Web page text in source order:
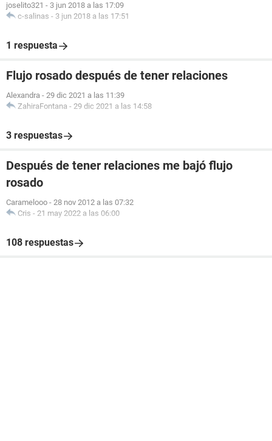
joselito321 - 3 jun 2018 a las 17:09
c-salinas - 3 jun 2018 a las 17:51
1 respuesta
Flujo rosado después de tener relaciones
Alexandra - 29 dic 2021 a las 11:39
ZahiraFontana - 29 dic 2021 a las 14:58
3 respuestas
Después de tener relaciones me bajó flujo
rosado
Caramelooo - 28 nov 2012 a las 07:32
Cris - 21 may 2022 a las 06:00
108 respuestas